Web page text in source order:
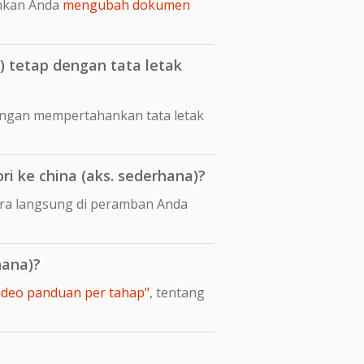
Anda mengubah dokumen
tetap dengan tata letak
mempertahankan tata letak
ke china (aks. sederhana)?
langsung di peramban Anda
panduan per tahap", tentang